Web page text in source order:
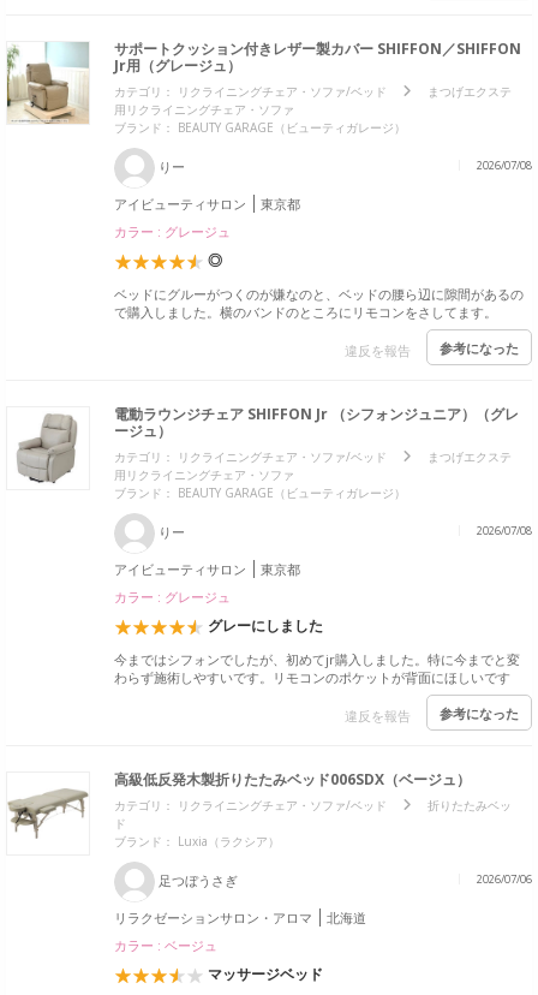
サポートクッション付きレザー製カバー SHIFFON／SHIFFON
Jr用（グレージュ）
カテゴリ： リクライニングチェア・ソファ/ベッド
まつげエクステ
用リクライニングチェア・ソファ
ブランド： BEAUTY GARAGE（ビューティガレージ）
りー 2026/07/08
アイビューティサロン
東京都
カラー : グレージュ
◎
ベッドにグルーがつくのが嫌なのと、ベッドの腰ら辺に隙間があるの
で購入しました。横のバンドのところにリモコンをさしてます。
違反を報告 参考になった
電動ラウンジチェア SHIFFON Jr （シフォンジュニア）（グレ
ージュ）
カテゴリ： リクライニングチェア・ソファ/ベッド
まつげエクステ
用リクライニングチェア・ソファ
ブランド： BEAUTY GARAGE（ビューティガレージ）
りー 2026/07/08
アイビューティサロン
東京都
カラー : グレージュ
グレーにしました
今まではシフォンでしたが、初めてjr購入しました。特に今までと変
わらず施術しやすいです。リモコンのポケットが背面にほしいです
違反を報告 参考になった
高級低反発木製折りたたみベッド006SDX（ベージュ）
カテゴリ： リクライニングチェア・ソファ/ベッド
折りたたみベッ
ド
ブランド： Luxia（ラクシア）
足つぼうさぎ 2026/07/06
リラクゼーションサロン・アロマ
北海道
カラー : ベージュ
マッサージベッド